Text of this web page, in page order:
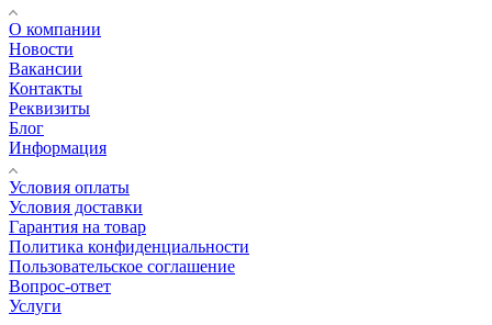
О компании
Новости
Вакансии
Контакты
Реквизиты
Блог
Информация
Условия оплаты
Условия доставки
Гарантия на товар
Политика конфиденциальности
Пользовательское соглашение
Вопрос-ответ
Услуги